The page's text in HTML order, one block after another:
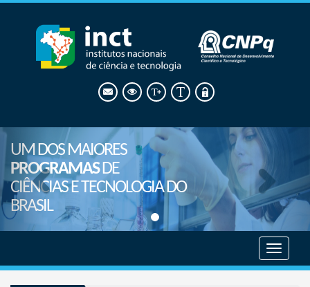
UM DOS MAIORES
PROGRAMASDE
CIÊNCIAS E TECNOLOGIA DO
BRASIL
menu